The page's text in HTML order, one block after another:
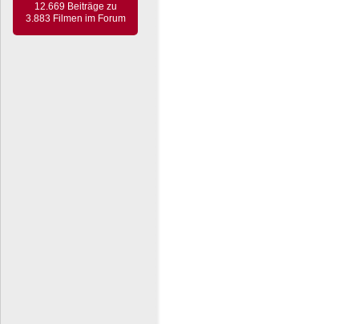
12.669 Beiträge zu
3.883 Filmen im Forum